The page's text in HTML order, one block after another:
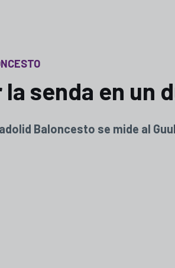
la senda en un
Baloncesto se mide al